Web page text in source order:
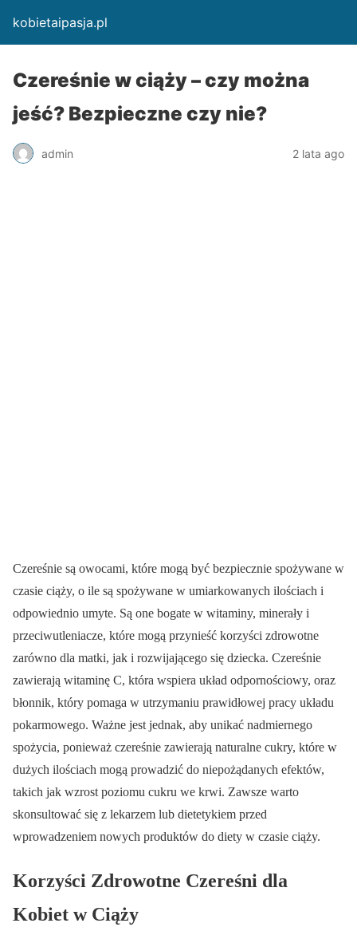
kobietaipasja.pl
Czereśnie w ciąży – czy można
jeść? Bezpieczne czy nie?
admin 2 lata ago
Czereśnie są owocami, które mogą być bezpiecznie spożywane w
czasie ciąży, o ile są spożywane w umiarkowanych ilościach i
odpowiednio umyte. Są one bogate w witaminy, minerały i
przeciwutleniacze, które mogą przynieść korzyści zdrowotne
zarówno dla matki, jak i rozwijającego się dziecka. Czereśnie
zawierają witaminę C, która wspiera układ odpornościowy, oraz
błonnik, który pomaga w utrzymaniu prawidłowej pracy układu
pokarmowego. Ważne jest jednak, aby unikać nadmiernego
spożycia, ponieważ czereśnie zawierają naturalne cukry, które w
dużych ilościach mogą prowadzić do niepożądanych efektów,
takich jak wzrost poziomu cukru we krwi. Zawsze warto
skonsultować się z lekarzem lub dietetykiem przed
wprowadzeniem nowych produktów do diety w czasie ciąży.
Korzyści Zdrowotne Czereśni dla
Kobiet w Ciąży